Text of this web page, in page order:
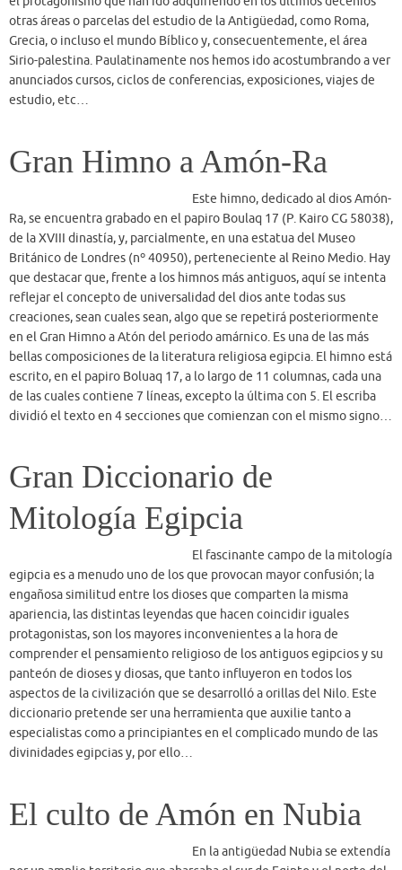
que destacar que, frente a los himnos más antiguos, aquí se intenta
reflejar el concepto de universalidad del dios ante todas sus
creaciones, sean cuales sean, algo que se repetirá posteriormente
en el Gran Himno a Atón del periodo amárnico. Es una de las más
bellas composiciones de la literatura religiosa egipcia. El himno está
dividió el texto en 4 secciones que comienzan con el mismo signo…
Gran Diccionario de
Mitología Egipcia
El fascinante campo de la mitología
egipcia es a menudo uno de los que provocan mayor confusión; la
engañosa similitud entre los dioses que comparten la misma
apariencia, las distintas leyendas que hacen coincidir iguales
protagonistas, son los mayores inconvenientes a la hora de
comprender el pensamiento religioso de los antiguos egipcios y su
panteón de dioses y diosas, que tanto influyeron en todos los
especialistas como a principiantes en el complicado mundo de las
divinidades egipcias y, por ello…
El culto de Amón en Nubia
En la antigüedad Nubia se extendía
por un amplio territorio que abarcaba el sur de Egipto y el norte del
Sudán; su frontera se estableció al norte con el primer nomo del
Alto Egipto, ubicado en lo que hoy conocemos como Asuán. Esta
proximidad geográfica fue una de las causas de el intercambio
religioso entre ambas culturas y, entre otros aspectos a destacar,
rescataremos la influencia religiosa que Egipto ejerció sobre Nubia,
destacando lo concerniente al terreno mitológico. Aunque los
contactos entre Egipto y Nubia se remontan a épocas tempranas,
habrá que esperar al Reino Medio, cuando los faraones egipcios
Alejandría: National